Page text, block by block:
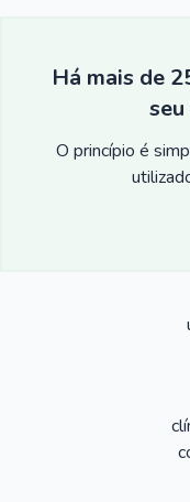
Há mais de
O princípio é